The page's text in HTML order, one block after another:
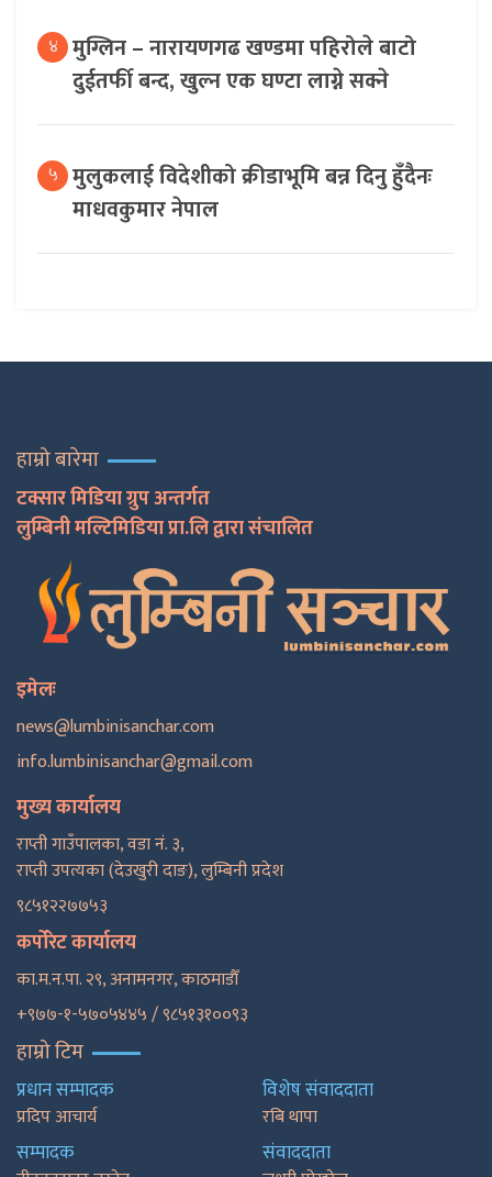
४ मुग्लिन – नारायणगढ खण्डमा पहिरोले बाटो
दुईतर्फी बन्द, खुल्न एक घण्टा लाग्ने सक्ने
५ मुलुकलाई विदेशीको क्रीडाभूमि बन्न दिनु हुँदैनः
माधवकुमार नेपाल
हाम्रो बारेमा
टक्सार मिडिया ग्रुप अन्तर्गत
लुम्बिनी मल्टिमिडिया प्रा.लि द्वारा संचालित
इमेलः
news@lumbinisanchar.com
info.lumbinisanchar@gmail.com
मुख्य कार्यालय
राप्ती गाउँपालका, वडा नं. ३,
राप्ती उपत्यका (देउखुरी दाङ), लुम्बिनी प्रदेश
९८५१२२७७५३
कर्पोरेट कार्यालय
का.म.न.पा. २९, अनामनगर, काठमाडाैँ
+९७७-१-५७०५४४५ / ९८५१३१००९३
हाम्रो टिम
प्रधान सम्पादक
प्रदिप आचार्य
सम्पादक
विशेष संवाददाता
रबि थापा
संवाददाता